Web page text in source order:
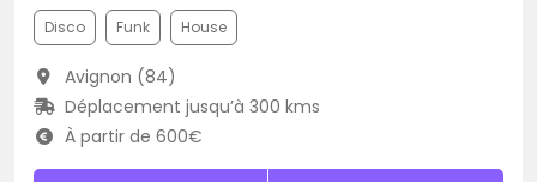
Disco Funk House
Avignon (84)
Déplacement jusqu’à 300 kms
À partir de 600€